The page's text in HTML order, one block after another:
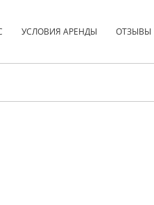
УСЛОВИЯ АРЕНДЫ ОТЗЫВЫ